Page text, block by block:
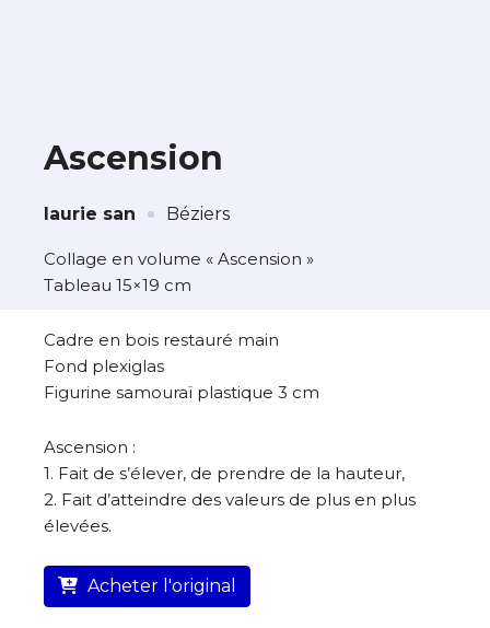
À propos de cette œuvre
L’artiste assume l’entière responsabilité
de cette annonce ainsi que la vente et
Lieu où se trouve l’œuvre originale :
Ascension
laurie san · Béziers
Collage en volume « Ascension »
Tableau 15×19 cm
Cadre en bois restauré main
Fond plexiglas
Figurine samouraï plastique 3 cm
Ascension :
1. Fait de s’élever, de prendre de la hauteur,
2. Fait d’atteindre des valeurs de plus en plus
élevées.
Acheter l'original